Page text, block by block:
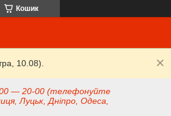
Кошик
10.08).
00 — 20-00 (телефонуйте
Луцьк, Дніпро, Одеса,